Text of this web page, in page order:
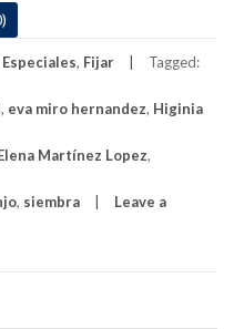
Especiales, Fijar Tagged:
, eva miro hernandez, Higinia
Martínez Lopez,
, siembra Leave a